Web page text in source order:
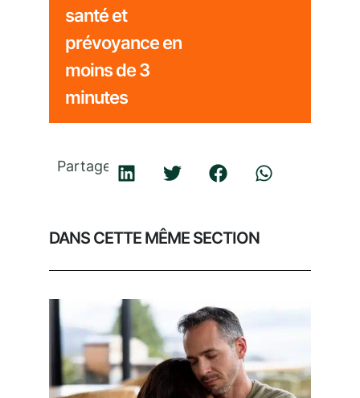
santé et
prévoyance en
moins de 3
minutes
Partager
DANS CETTE MÊME SECTION